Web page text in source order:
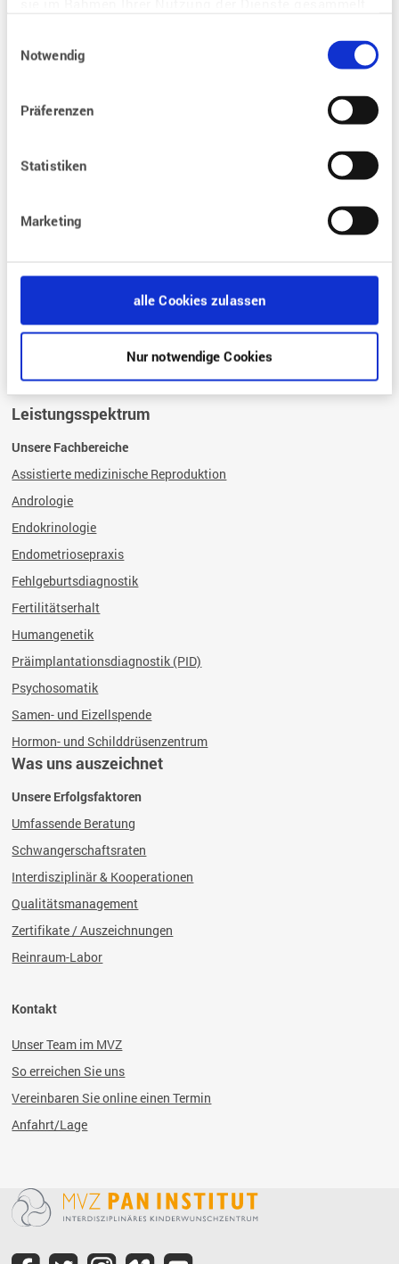
Notwendig
Präferenzen
Statistiken
Marketing
alle Cookies zulassen
Nur notwendige Cookies
Wie kann ich als gleichgeschlechtliches Paar schwanger werden?
Was sind die Bedingungen einer Kinderwunsch-Behandlung?
Was sind die Voraussetzungen für eine Kinderwunschbehandlung?
Wie ist die rechtliche Grundlagen?
FAQ – Die häufigsten Fragen zur Kinderwunschbehandlung
Glossar
Leistungsspektrum
Unsere Fachbereiche
Assistierte medizinische Reproduktion
Andrologie
Endokrinologie
Endometriosepraxis
Fehlgeburtsdiagnostik
Fertilitätserhalt
Humangenetik
Präimplantationsdiagnostik (PID)
Psychosomatik
Samen- und Eizellspende
Hormon- und Schilddrüsenzentrum
Was uns auszeichnet
Unsere Erfolgsfaktoren
Umfassende Beratung
Schwangerschaftsraten
Interdisziplinär & Kooperationen
Qualitätsmanagement
Zertifikate / Auszeichnungen
Reinraum-Labor
Kontakt
Unser Team im MVZ
So erreichen Sie uns
Vereinbaren Sie online einen Termin
Anfahrt/Lage